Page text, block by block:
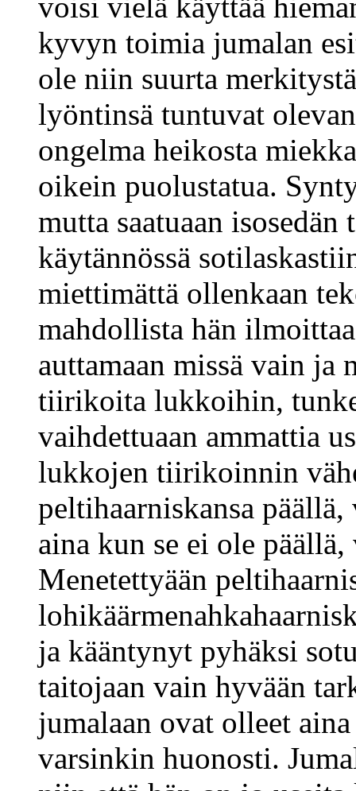
kyvyn toimia jumalan
ole niin suurta
lyöntinsä tuntuvat
ongelma heikosta
oikein puolustatua.
mutta saatuaan
käytännössä
miettimättä ollenkaan
mahdollista hän
auttamaan missä vain ja
tiirikoita lukkoihin,
vaihdettuaan ammattia
lukkojen tiirikoinnin
peltihaarniskansa
aina kun se ei ole
Menetettyään
ja kääntynyt pyhäksi
taitojaan vain hyvään
jumalaan ovat olleet
varsinkin huonosti.